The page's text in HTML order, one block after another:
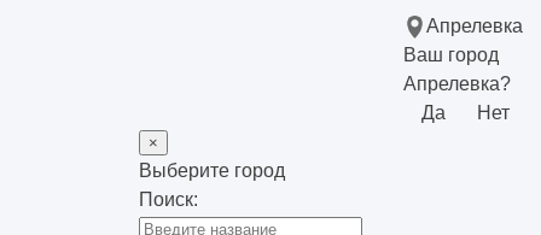
Апрелевка
Ваш город
Апрелевка?
Да
Нет
×
Выберите город
Поиск: